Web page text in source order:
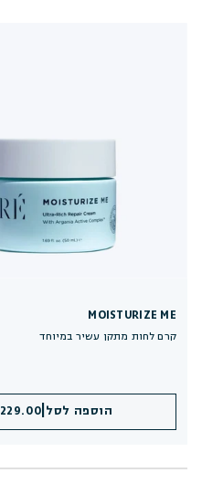
MOISTURIZE ME
קרם לחות מתקן עשיר במיוחד
הוספה לסל 229.00 ₪